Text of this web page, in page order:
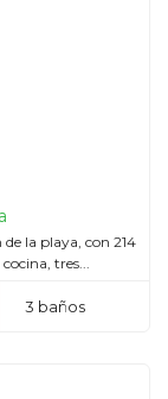
la playa, con 214
tres...
3 baños